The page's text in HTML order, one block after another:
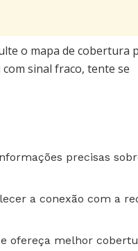
o mapa de cobertura
sinal fraco, tente se
precisas
a conexão com a
ofereça melhor